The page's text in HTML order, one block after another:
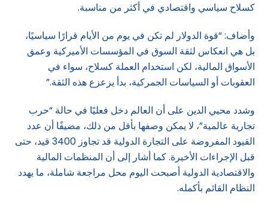
كسلاح سياسي واقتصادي في أكثر من مناسبة.
وأضاف: “قوة الدولار لم تكن في يوم من الأيام قرارًا سياسيًا،
بل هي انعكاس لثقة السوق في المؤسسات الأميركية وعمق
الأسواق المالية، لكن استخدام العملة كسلاح، سواء في
العقوبات أو السياسات الجمركية، بدأ يزعزع هذه الثقة.”
وشدد محيي الدين على أن العالم دخل فعليًا في حالة “حرب
تجارية عالمية”، لا يمكن وصفها بأقل من ذلك، مضيفًا أن عدد
القيود المفروضة على التجارة الدولية قد تجاوز 3400 قيد، حتى
قبل الإجراءات الأخيرة. كما أشار إلى أن المنظمات المالية
والاقتصادية الدولية أصبحت اليوم محل مراجعة شاملة، ما يهدد
النظام القائم بأكمله.